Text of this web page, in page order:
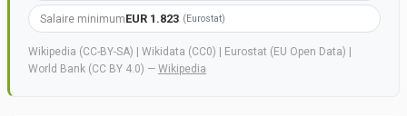
Salaire minimumEUR 1.823 (Eurostat)
Wikipedia (CC-BY-SA) | Wikidata (CC0) | Eurostat (EU Open Data) |
World Bank (CC BY 4.0) — Wikipedia